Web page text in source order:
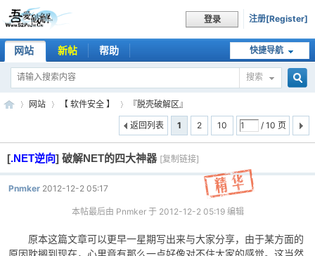
登录 注册[Register]
快捷导航
网站 新帖 帮助
搜索
吾 »
网站
›
【 软件安全 】
›
『脱壳破解区』
1
2 10 / 10 页
返回列表
[.NET逆向] 破解NET的四大神器 [复制链接]
Pnmker 2012-12-2 05:17
本帖最后由 Pnmker 于 2012-12-2 05:19 编辑
原本这篇文章可以更早一星期写出来与大家分享，由于某方面的
原因耽搁到现在，心里竟有那么一点好像对不住大家的感觉。这当然